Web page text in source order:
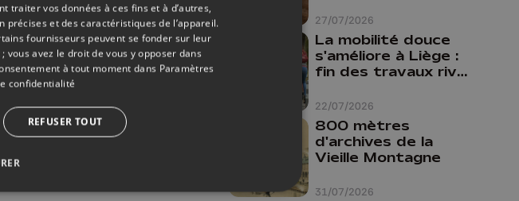
27/07/2026
province de Liège :
"Un citoyen qui
n'est formé ne
peut pas nous
aider"
22/07/2026
La mobilité douce
s'améliore à Liège :
fin des travaux rive
cyclo-piétonnes
Avroy et
Guillemins...
31/07/2026
800 mètres
d'archives de la
Vieille Montagne
traiter vos données à ces fins et à d’autres,
et des caractéristiques de l’appareil.
fournisseurs peuvent se fonder sur leur
avez le droit de vous y opposer dans
à tout moment dans Paramètres
confidentialité
REFUSER TOUT